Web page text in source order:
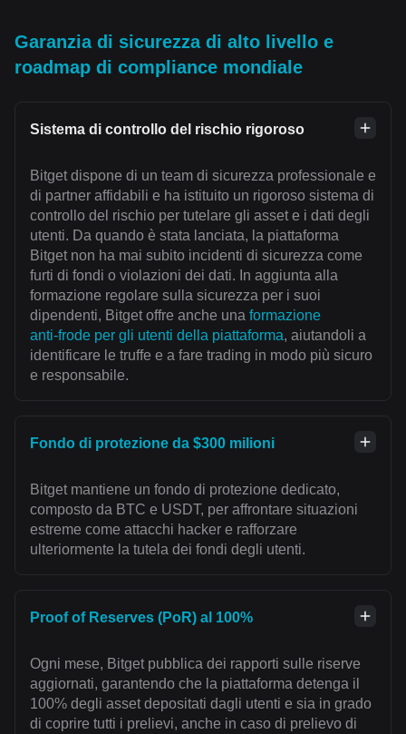
Garanzia di sicurezza di alto livello e
roadmap di compliance mondiale
Sistema di controllo del rischio rigoroso
Bitget dispone di un team di sicurezza professionale e
di partner affidabili e ha istituito un rigoroso sistema di
controllo del rischio per tutelare gli asset e i dati degli
utenti. Da quando è stata lanciata, la piattaforma
Bitget non ha mai subito incidenti di sicurezza come
furti di fondi o violazioni dei dati. In aggiunta alla
formazione regolare sulla sicurezza per i suoi
dipendenti, Bitget offre anche una formazione
anti‑frode per gli utenti della piattaforma, aiutandoli a
identificare le truffe e a fare trading in modo più sicuro
e responsabile.
Fondo di protezione da $300 milioni
Bitget mantiene un fondo di protezione dedicato,
composto da BTC e USDT, per affrontare situazioni
estreme come attacchi hacker e rafforzare
ulteriormente la tutela dei fondi degli utenti.
Proof of Reserves (PoR) al 100%
Ogni mese, Bitget pubblica dei rapporti sulle riserve
aggiornati, garantendo che la piattaforma detenga il
100% degli asset depositati dagli utenti e sia in grado
di coprire tutti i prelievi, anche in caso di prelievo di